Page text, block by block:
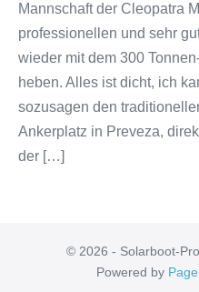
Mannschaft der Cleopatra
professionellen und sehr
wieder mit dem 300
heben. Alles ist dicht, ich
sozusagen den
Ankerplatz in Preveza,
der […]
© 2026 - Solarboot-
Powered by